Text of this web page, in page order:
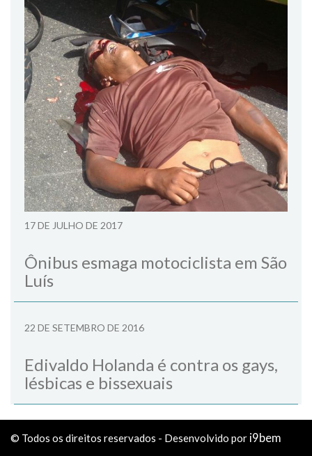
17 DE JULHO DE 2017
Ônibus esmaga motociclista em São
Luís
22 DE SETEMBRO DE 2016
Edivaldo Holanda é contra os gays,
lésbicas e bissexuais
© Todos os direitos reservados - Desenvolvido por i9bem